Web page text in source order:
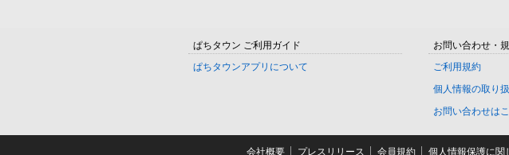
ぱちタウン ご利用ガイド
ぱちタウンアプリについて
お問い合わせ・
ご利用規約
個人情報の取り
お問い合わせは
会社概要 プレスリリース 会員規約 個人情報保護に関